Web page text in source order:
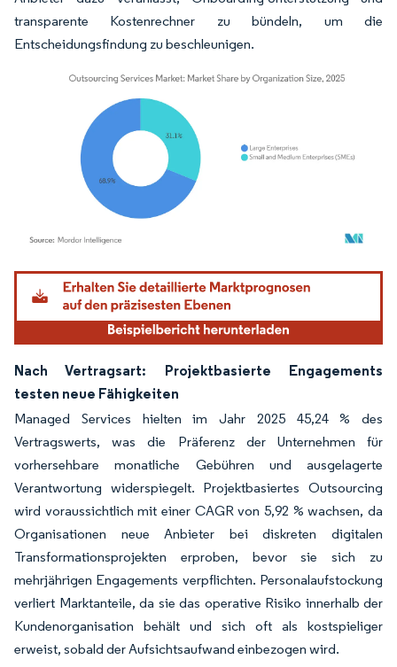
transparente Kostenrechner zu bündeln, um die
Entscheidungsfindung zu beschleunigen.
Bild © Mordor Intelligence. Wiederverwendung erfordert Namensnennung gemäß
Nach Vertragsart: Projektbasierte Engagements
testen neue Fähigkeiten
Managed Services hielten im Jahr 2025 45,24 % des
Vertragswerts, was die Präferenz der Unternehmen für
vorhersehbare monatliche Gebühren und ausgelagerte
Verantwortung widerspiegelt. Projektbasiertes Outsourcing
wird voraussichtlich mit einer CAGR von 5,92 % wachsen, da
Organisationen neue Anbieter bei diskreten digitalen
Transformationsprojekten erproben, bevor sie sich zu
mehrjährigen Engagements verpflichten. Personalaufstockung
verliert Marktanteile, da sie das operative Risiko innerhalb der
Kundenorganisation behält und sich oft als kostspieliger
erweist, sobald der Aufsichtsaufwand einbezogen wird.